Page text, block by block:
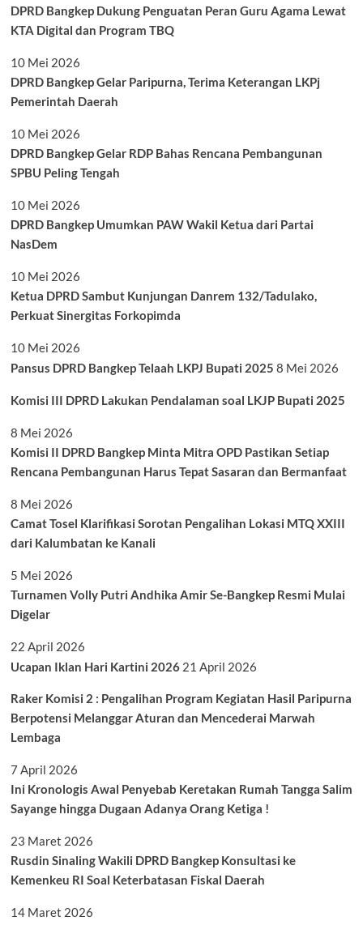
DPRD Bangkep Dukung Penguatan Peran Guru Agama Lewat
KTA Digital dan Program TBQ
10 Mei 2026
DPRD Bangkep Gelar Paripurna, Terima Keterangan LKPj
Pemerintah Daerah
10 Mei 2026
DPRD Bangkep Gelar RDP Bahas Rencana Pembangunan
SPBU Peling Tengah
10 Mei 2026
DPRD Bangkep Umumkan PAW Wakil Ketua dari Partai
NasDem
10 Mei 2026
Ketua DPRD Sambut Kunjungan Danrem 132/Tadulako,
Perkuat Sinergitas Forkopimda
10 Mei 2026
Pansus DPRD Bangkep Telaah LKPJ Bupati 2025 8 Mei 2026
Komisi III DPRD Lakukan Pendalaman soal LKJP Bupati 2025
8 Mei 2026
Komisi II DPRD Bangkep Minta Mitra OPD Pastikan Setiap
Rencana Pembangunan Harus Tepat Sasaran dan Bermanfaat
8 Mei 2026
Camat Tosel Klarifikasi Sorotan Pengalihan Lokasi MTQ XXIII
dari Kalumbatan ke Kanali
5 Mei 2026
Turnamen Volly Putri Andhika Amir Se-Bangkep Resmi Mulai
Digelar
22 April 2026
Ucapan Iklan Hari Kartini 2026 21 April 2026
Raker Komisi 2 : Pengalihan Program Kegiatan Hasil Paripurna
Berpotensi Melanggar Aturan dan Mencederai Marwah
Lembaga
7 April 2026
Ini Kronologis Awal Penyebab Keretakan Rumah Tangga Salim
Sayange hingga Dugaan Adanya Orang Ketiga !
23 Maret 2026
Rusdin Sinaling Wakili DPRD Bangkep Konsultasi ke
Kemenkeu RI Soal Keterbatasan Fiskal Daerah
14 Maret 2026